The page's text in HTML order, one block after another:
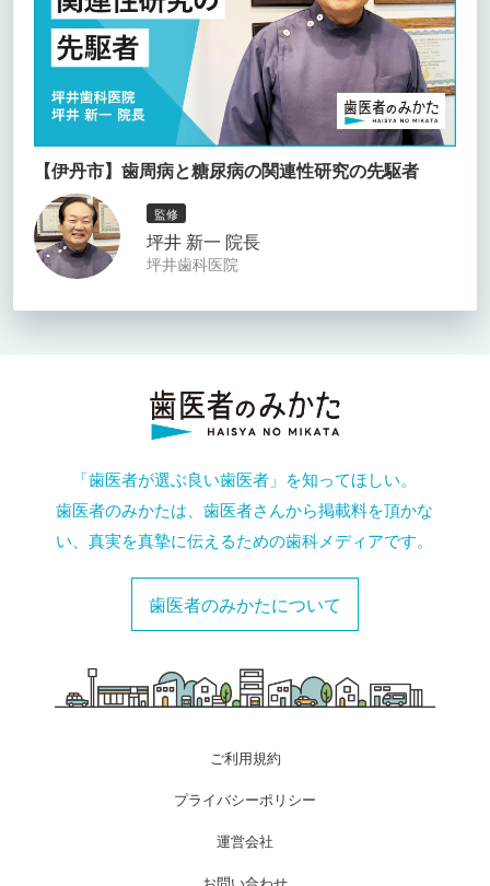
【伊丹市】歯周病と糖尿病の関連性研究の先駆者
監修
坪井 新一 院長
坪井歯科医院
「歯医者が選ぶ良い歯医者」を知ってほしい。
歯医者のみかたは、歯医者さんから掲載料を頂かな
い、真実を真摯に伝えるための歯科メディアです。
歯医者のみかたについて
ご利用規約
プライバシーポリシー
運営会社